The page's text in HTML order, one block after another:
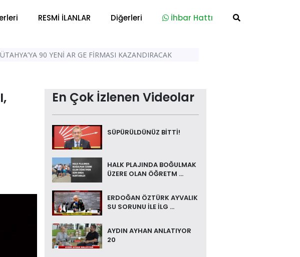
RESMİ İLANLAR Diğerleri İhbar Hattı
90 YENİ AR GE FİRMASI KAZANDIRACAK
En Çok İzlenen Videolar
SÜPÜRÜLDÜNÜZ BİTTİ!
HALK PLAJINDA BOĞULMAK
ÜZERE OLAN ÖĞRETM ...
ERDOĞAN ÖZTÜRK AYVALIK
SU SORUNU İLE İLG ...
AYDIN AYHAN ANLATIYOR
20